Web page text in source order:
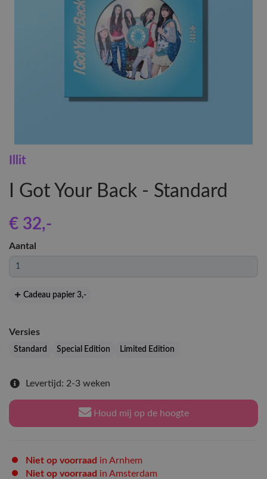
Illit
I Got Your Back - Standard
€ 32,-
Aantal
Cadeau papier 3,-
Versies
Standard Special Edition Limited Edition
Levertijd: 2-3 weken
Houd mij op de hoogte
Niet op voorraad in Arnhem
Niet op voorraad in Amsterdam